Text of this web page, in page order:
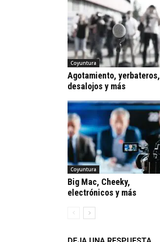
Coyuntura
Agotamiento, yerbateros,
desalojos y más
Coyuntura
Big Mac, Cheeky,
electrónicos y más